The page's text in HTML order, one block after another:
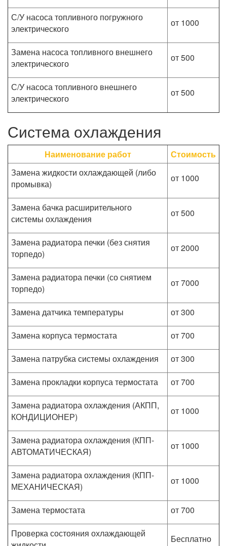
С/У насоса топливного погружного
электрического
от 1000
Замена насоса топливного внешнего
электрического
от 500
С/У насоса топливного внешнего
электрического
от 500
Система охлаждения
Наименование работ
Стоимость
Замена жидкости охлаждающей (либо
промывка)
от 1000
Замена бачка расширительного
системы охлаждения
от 500
Замена радиатора печки (без снятия
торпедо)
от 2000
Замена радиатора печки (со снятием
торпедо)
от 7000
Замена датчика температуры
от 300
Замена корпуса термостата
от 700
Замена патрубка системы охлаждения
от 300
Замена прокладки корпуса термостата
от 700
Замена радиатора охлаждения (АКПП,
КОНДИЦИОНЕР)
от 1000
Замена радиатора охлаждения (КПП-
АВТОМАТИЧЕСКАЯ)
от 1000
Замена радиатора охлаждения (КПП-
МЕХАНИЧЕСКАЯ)
от 1000
Замена термостата
от 700
Проверка состояния охлаждающей
Бесплатно